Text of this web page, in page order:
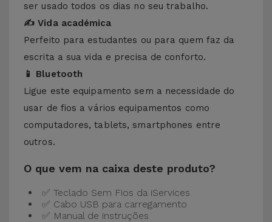
ser usado todos os dias no seu trabalho.
✍️ Vida académica
Perfeito para estudantes ou para quem faz da
escrita a sua vida e precisa de conforto.
📱 Bluetooth
Ligue este equipamento sem a necessidade do
usar de fios a vários equipamentos como
computadores, tablets, smartphones entre
outros.
O que vem na caixa deste produto?
✅ Teclado Sem Fios da iServices
✅ Cabo USB para carregamento
✅ Manual de instruções